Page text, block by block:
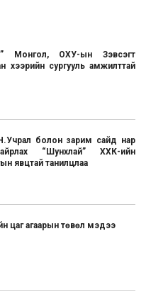
Монгол, ОХУ-ын Зэвсэгт
хээрийн сургууль амжилттай
болон зарим сайд нар
“Шунхлай” ХХК-ийн
явцтай танилцлаа
цаг агаарын төвөл мэдээ